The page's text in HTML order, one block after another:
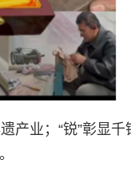
产业；“锐”彰显